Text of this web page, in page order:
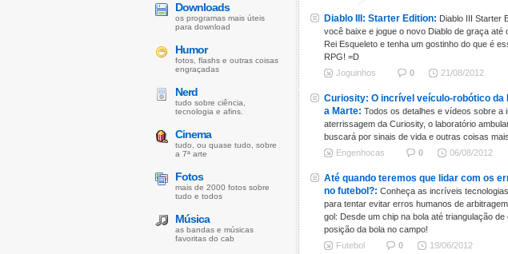
Downloads
os programas mais úteis
para download
Humor
fotos, flashs e outras coisas
engraçadas
Nerd
tudo sobre ciência,
tecnologia e afins.
Cinema
tudo, ou quase tudo, sobre
a 7ª arte
Fotos
mais de 2000 fotos sobre
tudo e todos
Música
as bandas e músicas
favoritas do cab
Diablo III: Starter Edition: Diablo III Starter
você baixe e jogue o novo Diablo de graça até
Rei Esqueleto e tenha um gostinho do que é
RPG! =D
Joguinhos
0 21/08/2012
Curiosity: O incrível veículo-robótico da
a Marte: Todos os detalhes e vídeos sobre a
aterrissagem da Curiosity, o laboratório
buscará por sinais de vida e outras coisas
Engenhocas
0 06/08/2012
Até quando teremos que lidar com os
no futebol?: Conheça as incríveis
para tentar evitar erros humanos de
gol: Desde um chip na bola até triangulação
posição da bola no campo!
Futebol
0 19/06/2012